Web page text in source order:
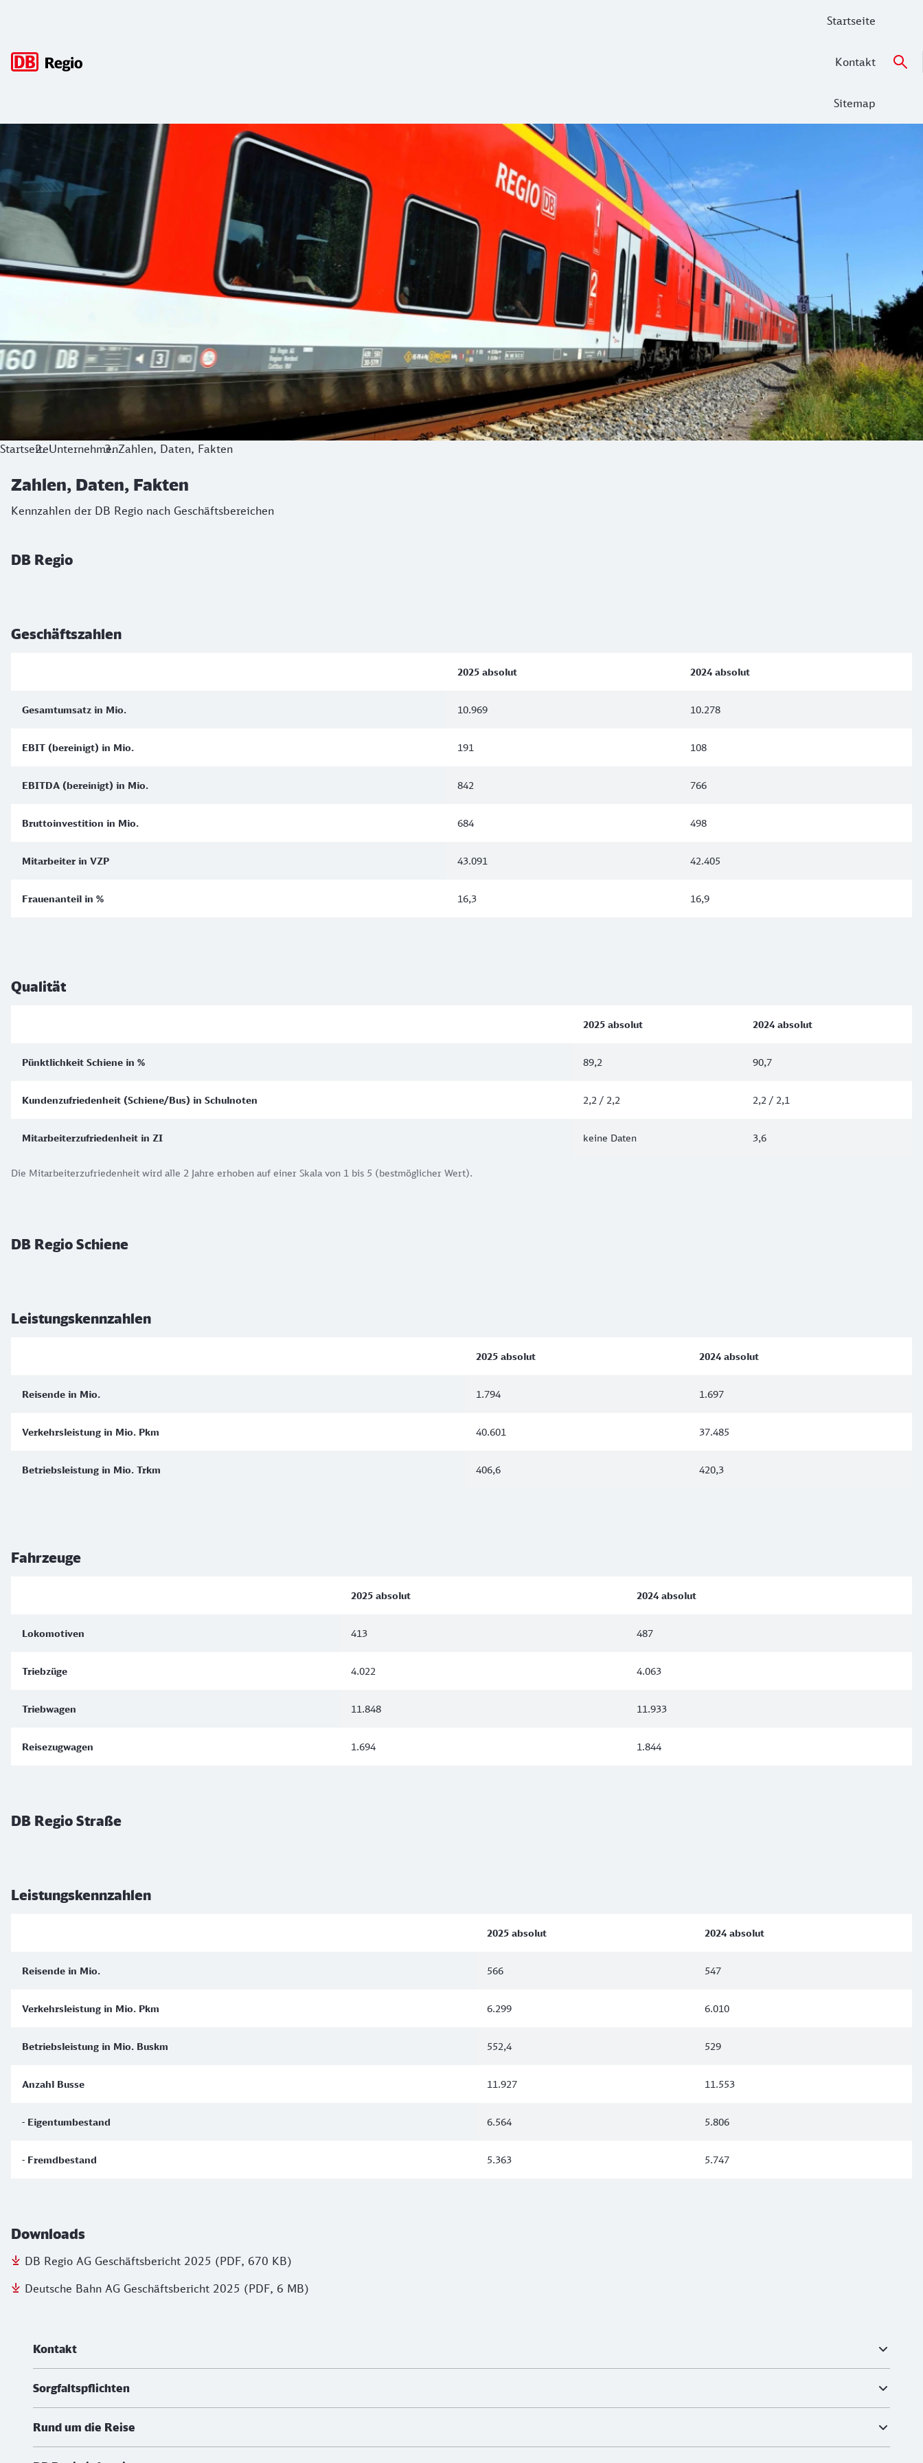
Startseite
Kontakt
Sitemap
Zahlen, Daten, Fakten
Kennzahlen der DB Regio nach Geschäftsbereichen
StartseiteUnternehmenZahlen, Daten, Fakten
Zahlen, Daten, Fakten
Kennzahlen der DB Regio nach Geschäftsbereichen
DB Regio
Geschäftszahlen
2025 absolut 2024 absolut
Gesamtumsatz in Mio. 10.969 10.278
EBIT (bereinigt) in Mio. 191 108
EBITDA (bereinigt) in Mio. 842 766
Bruttoinvestition in Mio. 684 498
Mitarbeiter in VZP 43.091 42.405
Frauenanteil in % 16,3 16,9
Qualität
Die Mitarbeiterzufriedenheit wird alle 2 Jahre erhoben auf einer Skala von 1 bis 5 (bestmöglicher Wert).
2025 absolut 2024 absolut
Pünktlichkeit Schiene in % 89,2 90,7
Kundenzufriedenheit (Schiene/Bus) in Schulnoten 2,2 / 2,2 2,2 / 2,1
Mitarbeiterzufriedenheit in ZI keine Daten 3,6
DB Regio Schiene
Leistungskennzahlen
2025 absolut 2024 absolut
Reisende in Mio. 1.794 1.697
Verkehrsleistung in Mio. Pkm 40.601 37.485
Betriebsleistung in Mio. Trkm 406,6 420,3
Fahrzeuge
2025 absolut 2024 absolut
Lokomotiven 413 487
Triebzüge 4.022 4.063
Triebwagen 11.848 11.933
Reisezugwagen 1.694 1.844
DB Regio Straße
Leistungskennzahlen
2025 absolut 2024 absolut
Reisende in Mio. 566 547
Verkehrsleistung in Mio. Pkm 6.299 6.010
Betriebsleistung in Mio. Buskm 552,4 529
Anzahl Busse 11.927 11.553
- Eigentumbestand 6.564 5.806
- Fremdbestand 5.363 5.747
Downloads
DB Regio AG Geschäftsbericht 2025 (PDF, 670 KB)
Deutsche Bahn AG Geschäftsbericht 2025 (PDF, 6 MB)
Kontakt
Sorgfaltspflichten
Rund um die Reise